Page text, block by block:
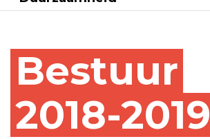
Bestuur
2018-2019